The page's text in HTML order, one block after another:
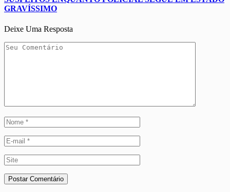
GRAVÍSSIMO
Deixe Uma Resposta